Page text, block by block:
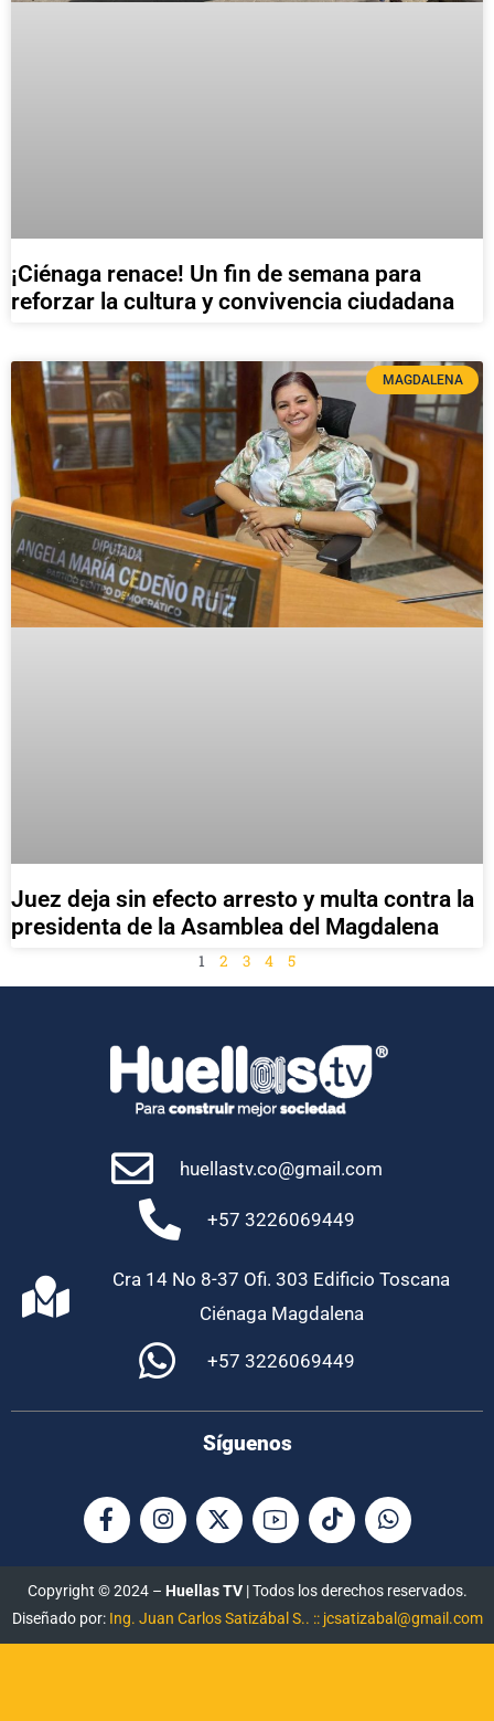
¡Ciénaga renace! Un fin de semana para
reforzar la cultura y convivencia ciudadana
MAGDALENA
Juez deja sin efecto arresto y multa contra la
presidenta de la Asamblea del Magdalena
1 2 3 4 5
huellastv.co@gmail.com
+57 3226069449
Cra 14 No 8-37 Ofi. 303 Edificio Toscana
Ciénaga Magdalena
+57 3226069449
Síguenos
Copyright © 2024 – Huellas TV| Todos los derechos reservados.
Diseñado por: Ing. Juan Carlos Satizábal S.. :: jcsatizabal@gmail.com